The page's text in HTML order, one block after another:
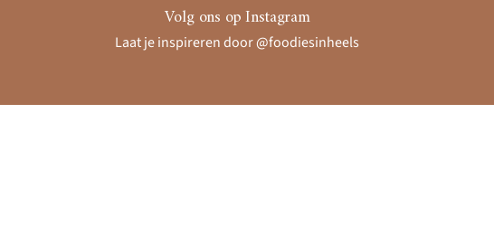
Volg ons op Instagram
Laat je inspireren door @foodiesinheels